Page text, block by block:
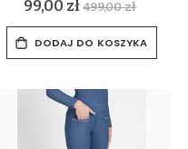
99,00 zł499,00 zł
DODAJ DO KOSZYKA